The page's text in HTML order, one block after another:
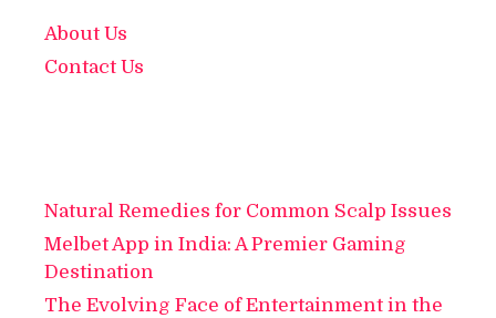
About Us
Contact Us
Natural Remedies for Common Scalp Issues
Melbet App in India: A Premier Gaming
Destination
The Evolving Face of Entertainment in the